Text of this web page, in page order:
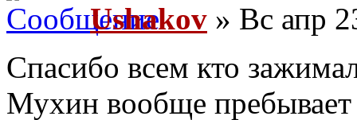
Ushakov » Вс апр
Спасибо всем кто
Мухин вообще